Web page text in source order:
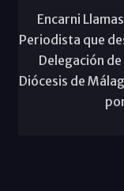
Encarni
Periodista que
Delegación
Diócesis de